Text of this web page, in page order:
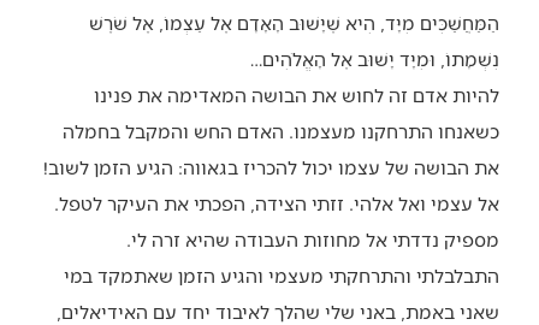
הַמַּחֲשַׁכִּים מִיָּד, הִיא שֶׁיָּשׁוּב הָאָדָם אֶל עַצְמוֹ, אֶל שֹׁרֶשׁ
נִשְׁמָתוֹ, וּמִיָּד יָשׁוּב אֶל הָאֱלֹהִים…
להיות אדם זה לחוש את הבושה המאדימה את פנינו
כשאנחו התרחקנו מעצמנו. האדם החש והמקבל בחמלה
את הבושה של עצמו יכול להכריז בגאווה: הגיע הזמן לשוב!
אל עצמי ואל אלהי. זזתי הצידה, הפכתי את העיקר לטפל.
מספיק נדדתי אל מחוזות העבודה שהיא זרה לי.
התבלבלתי והתרחקתי מעצמי והגיע הזמן שאתמקד במי
שאני באמת, באני שלי שהלך לאיבוד יחד עם האידיאלים,